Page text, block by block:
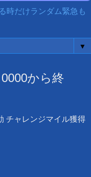
時だけランダム緊急も
▼
から終
チャレンジマイル獲得